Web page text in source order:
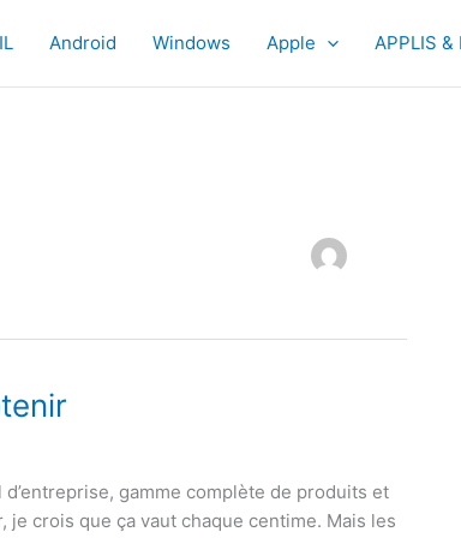
Android Windows Apple APPLIS &
gamme complète de produits et
je crois que ça vaut chaque centime. Mais les